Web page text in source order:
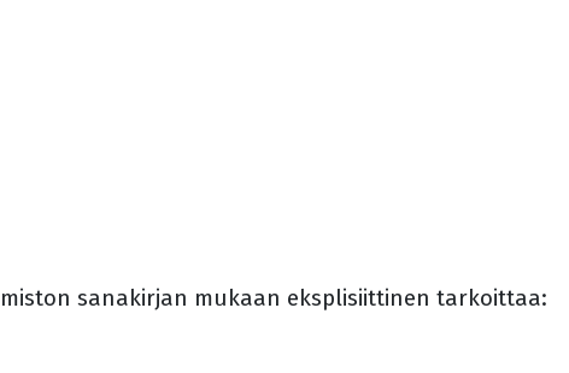
sanakirjan mukaan eksplisiittinen tarkoittaa: